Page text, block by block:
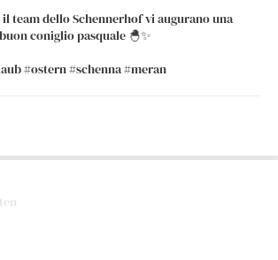
team dello Schennerhof vi augurano una
coniglio pasquale 🐣✨
#ostern #schenna #meran